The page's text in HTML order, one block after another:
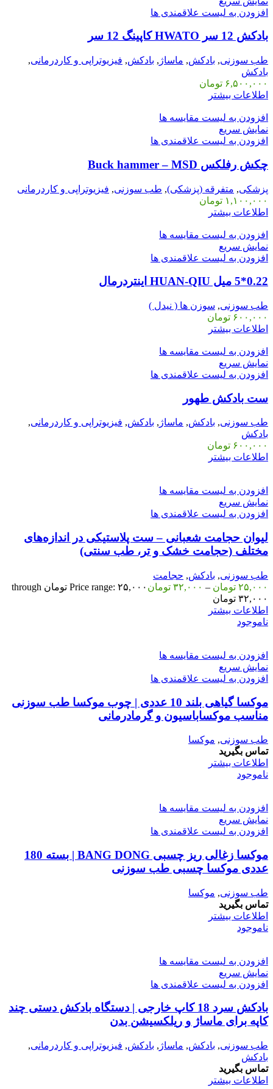
افزودن به لیست علاقمندی ها
بادکش 12 سر HWATO کاپینگ 12 سر
طب سوزنی, بادکش, ماساژ , بادکش, فیزیوتراپی و کاردرمانی,
بادکش
۶,۵۰۰,۰۰۰ تومان
اطلاعات بیشتر
افزودن به لیست مقایسه ها
نمایش سریع
افزودن به لیست علاقمندی ها
چکش رفلکس Buck hammer – MSD
پزشکی, متفرقه (پزشکی), طب سوزنی, فیزیوتراپی و کاردرمانی
۱,۱۰۰,۰۰۰ تومان
اطلاعات بیشتر
افزودن به لیست مقایسه ها
نمایش سریع
افزودن به لیست علاقمندی ها
0.22*5 میل HUAN-QIU اینتردرمال
طب سوزنی, سوزن ها ( نیدل )
۶۰۰,۰۰۰ تومان
اطلاعات بیشتر
افزودن به لیست مقایسه ها
نمایش سریع
افزودن به لیست علاقمندی ها
ست بادکش طهور
طب سوزنی, بادکش, ماساژ , بادکش, فیزیوتراپی و کاردرمانی,
بادکش
۶۰۰,۰۰۰ تومان
اطلاعات بیشتر
افزودن به لیست مقایسه ها
نمایش سریع
افزودن به لیست علاقمندی ها
لیوان حجامت شعبانی – ست پلاستیکی در اندازه‌های
مختلف (حجامت خشک و تر، طب سنتی)
طب سوزنی, بادکش, حجامت
۲۵,۰۰۰ تومان – ۳۲,۰۰۰ تومان
Price range: ۲۵,۰۰۰ تومان through
۳۲,۰۰۰ تومان
اطلاعات بیشتر
ناموجود
افزودن به لیست مقایسه ها
نمایش سریع
افزودن به لیست علاقمندی ها
موکسا گیاهی بلند 10 عددی | چوب موکسا طب سوزنی
مناسب موکساباسیون و گرمادرمانی
طب سوزنی, موکسا
تماس بگیرید
اطلاعات بیشتر
ناموجود
افزودن به لیست مقایسه ها
نمایش سریع
افزودن به لیست علاقمندی ها
موکسا زغالی ریز چسبی BANG DONG | بسته 180
عددی موکسا چسبی طب سوزنی
طب سوزنی, موکسا
تماس بگیرید
اطلاعات بیشتر
ناموجود
افزودن به لیست مقایسه ها
نمایش سریع
افزودن به لیست علاقمندی ها
بادکش سرد 18 کاپ خارجی | دستگاه بادکش دستی چند
کاپه برای ماساژ و ریلکسیشن بدن
طب سوزنی, بادکش, ماساژ , بادکش, فیزیوتراپی و کاردرمانی,
بادکش
تماس بگیرید
اطلاعات بیشتر